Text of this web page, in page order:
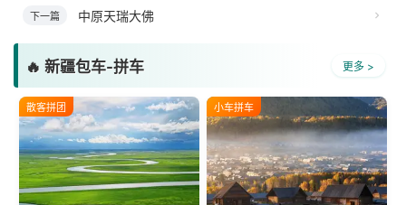
下一篇 中原天瑞大佛
🔥 新疆包车-拼车 更多 >
散客拼团 小车拼车